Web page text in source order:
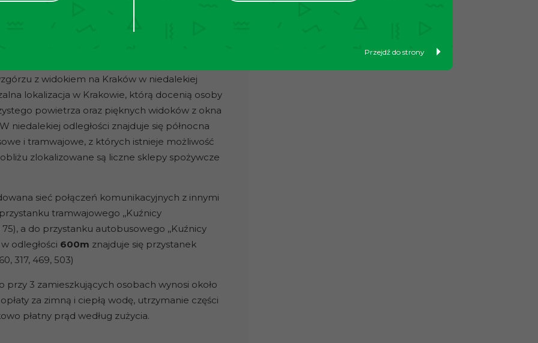
Przejdź do strony
w kształcie prostej bryły wykonany z dbałością
Dodatkowo przy wejściu do budynku
za bramą na terenie zamkniętym znajdują się
z widokiem na Kraków w niedalekiej
lokalizacja w Krakowie, którą docenią osoby
powietrza oraz pięknych widoków z okna
niedalekiej odległości znajduje się północna
i tramwajowe, z których istnieje możliwość
zlokalizowane są liczne sklepy spożywcze
sieć połączeń komunikacyjnych z innymi
tramwajowego ,,Kuźnicy
75), a do przystanku autobusowego ,,Kuźnicy
odległości 600m znajduje się przystanek
317, 469, 503)
przy 3 zamieszkujących osobach wynosi około
za zimną i ciepłą wodę, utrzymanie części
płatny prąd według zużycia.